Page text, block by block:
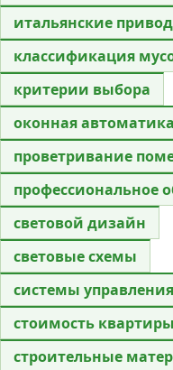
итальянские
классификация
критерии выбора
оконная автоматика
проветривание
профессиональное
световой дизайн
световые схемы
системы управления
стоимость квартиры
строительные